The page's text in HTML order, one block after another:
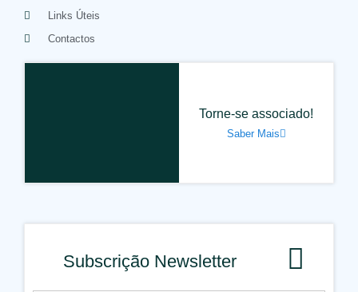
Links Úteis
Contactos
Torne-se associado!
Saber Mais
Subscrição Newsletter